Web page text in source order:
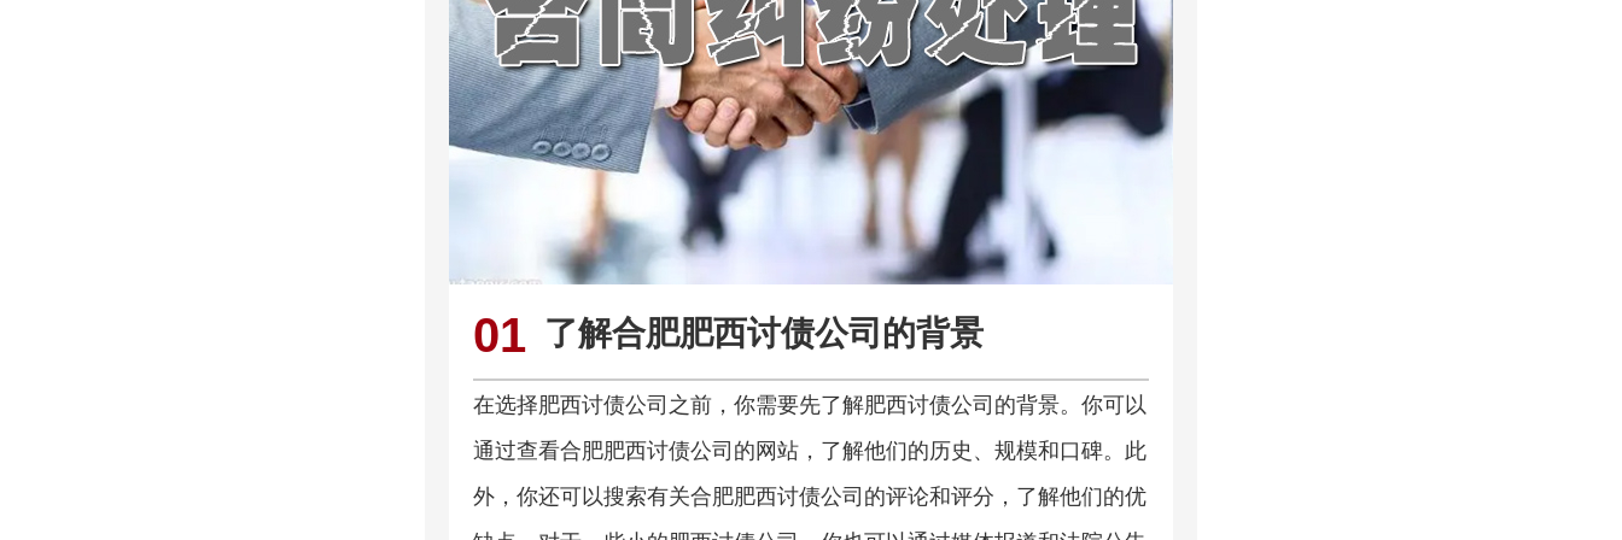
01 了解合肥肥西讨债公司的背景
在选择肥西讨债公司之前，你需要先了解肥西讨债公司的背景。你可以
通过查看合肥肥西讨债公司的网站，了解他们的历史、规模和口碑。此
外，你还可以搜索有关合肥肥西讨债公司的评论和评分，了解他们的优